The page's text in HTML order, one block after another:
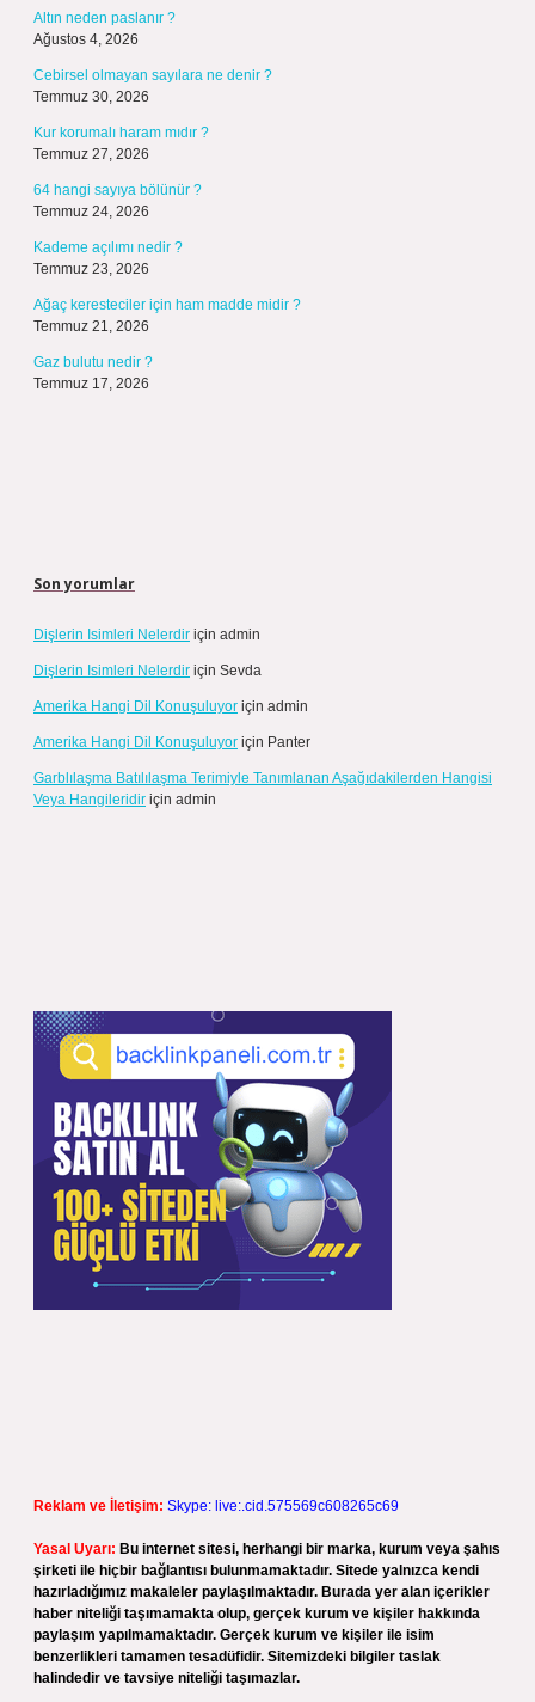
Altın neden paslanır ?
Ağustos 4, 2026
Cebirsel olmayan sayılara ne denir ?
Temmuz 30, 2026
Kur korumalı haram mıdır ?
Temmuz 27, 2026
64 hangi sayıya bölünür ?
Temmuz 24, 2026
Kademe açılımı nedir ?
Temmuz 23, 2026
Ağaç keresteciler için ham madde midir ?
Temmuz 21, 2026
Gaz bulutu nedir ?
Temmuz 17, 2026
Son yorumlar
Dişlerin Isimleri Nelerdir için admin
Dişlerin Isimleri Nelerdir için Sevda
Amerika Hangi Dil Konuşuluyor için admin
Amerika Hangi Dil Konuşuluyor için Panter
Garblılaşma Batılılaşma Terimiyle Tanımlanan Aşağıdakilerden Hangisi
Veya Hangileridir için admin
Reklam ve İletişim: Skype: live:.cid.575569c608265c69
Yasal Uyarı: Bu internet sitesi, herhangi bir marka, kurum veya şahıs
şirketi ile hiçbir bağlantısı bulunmamaktadır. Sitede yalnızca kendi
hazırladığımız makaleler paylaşılmaktadır. Burada yer alan içerikler
haber niteliği taşımamakta olup, gerçek kurum ve kişiler hakkında
paylaşım yapılmamaktadır. Gerçek kurum ve kişiler ile isim
benzerlikleri tamamen tesadüfidir. Sitemizdeki bilgiler taslak
halindedir ve tavsiye niteliği taşımazlar.